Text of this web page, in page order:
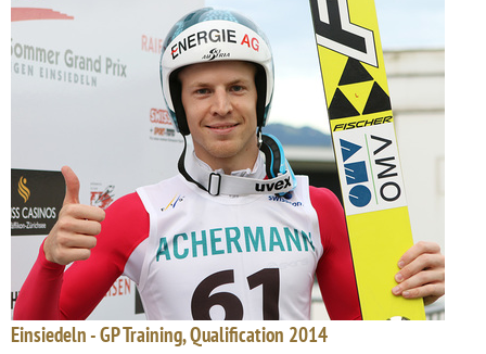
Einsiedeln - GP Training, Qualification 2014